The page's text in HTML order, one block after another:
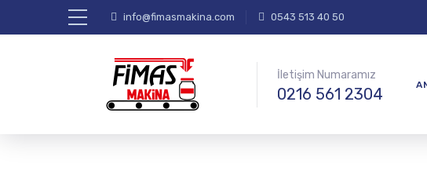
info@fimasmakina.com 0543 513 40 50
İletişim Numaramız
0216 561 2304